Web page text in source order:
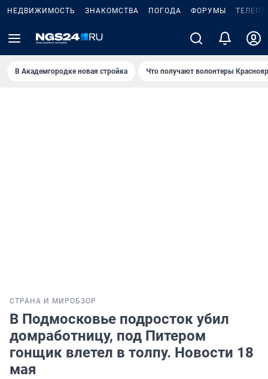
НЕДВИЖИМОСТЬ ЗНАКОМСТВА ПОГОДА ФОРУМЫ
В Академгородке новая стройка Что получают волонтеры
СТРАНА И МИРОБЗОР
В Подмосковье подросток убил
домработницу, под Питером
гонщик влетел в толпу. Новости 18
мая